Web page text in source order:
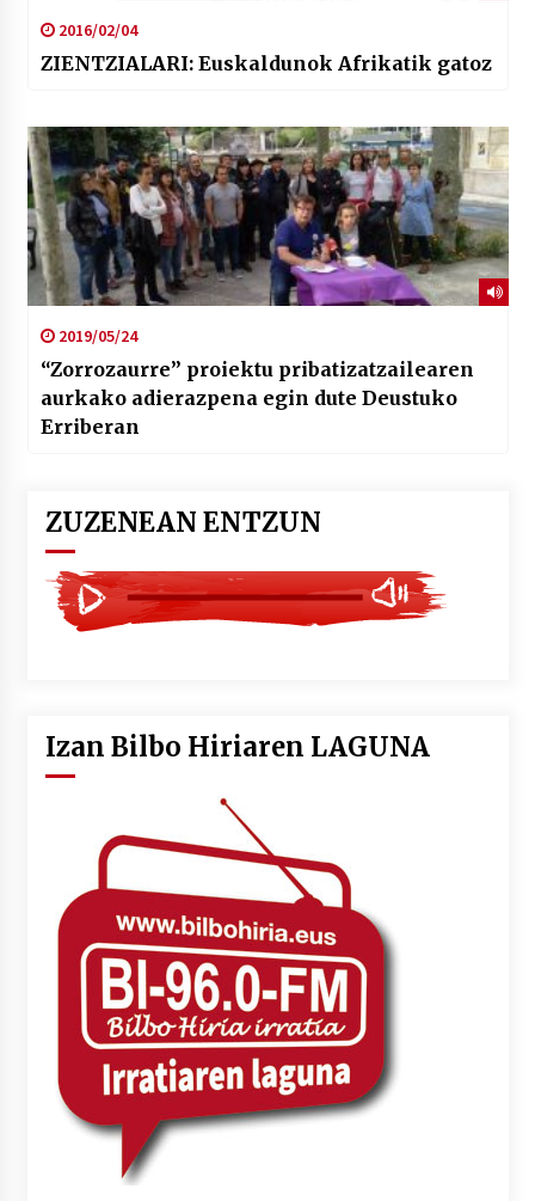
2016/02/04
ZIENTZIALARI: Euskaldunok Afrikatik gatoz
2019/05/24
“Zorrozaurre” proiektu pribatizatzailearen
aurkako adierazpena egin dute Deustuko
Erriberan
ZUZENEAN ENTZUN
Izan Bilbo Hiriaren LAGUNA